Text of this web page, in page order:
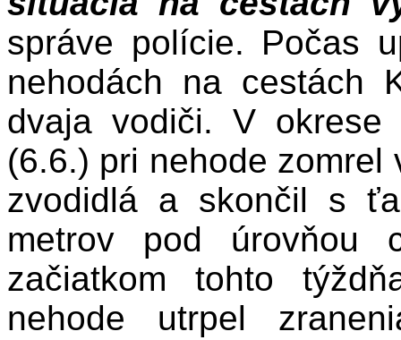
správe polície. Počas
nehodách na cestách
dvaja vodiči. V
(6.6.) pri nehode
zvodidlá a skončil s
metrov pod úrovňou
začiatkom tohto
nehode utrpel